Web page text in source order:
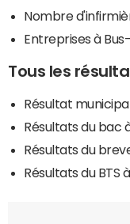
Nombre
Entreprises à
Tous les
Résultat
Résultats du bac
Résultats du
Résultats du BTS